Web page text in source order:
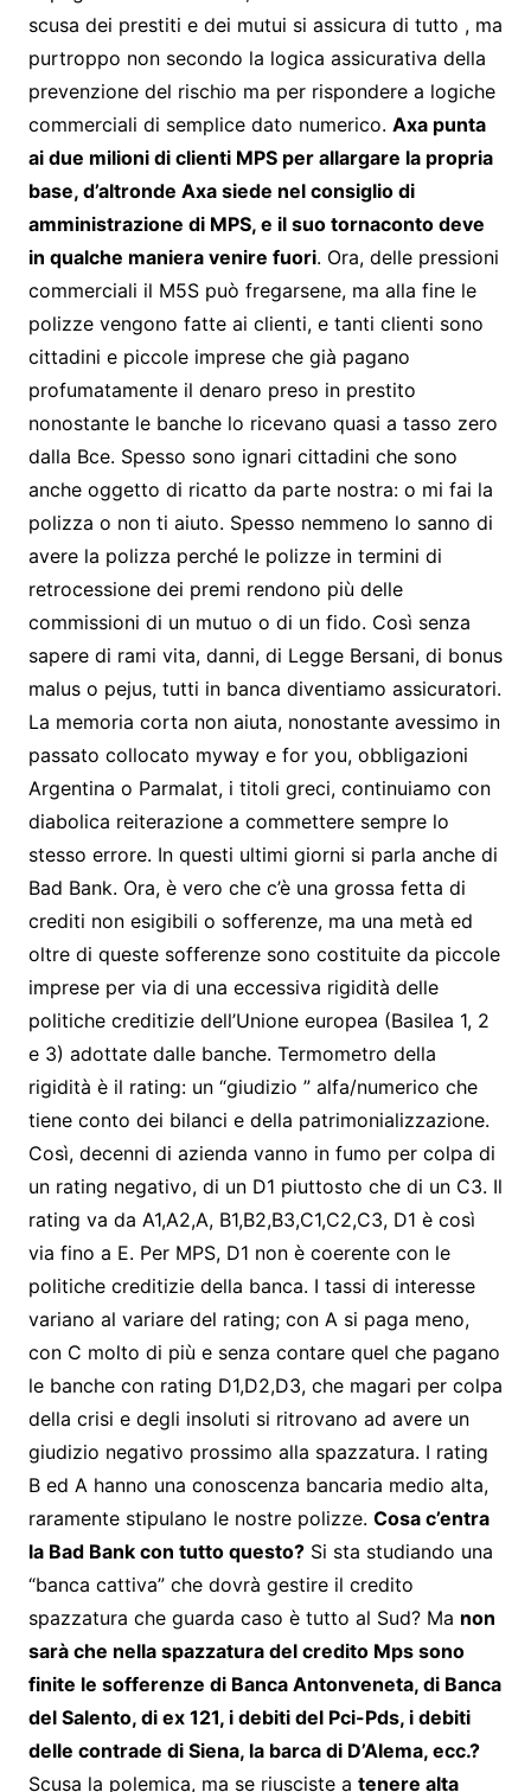
scusa dei prestiti e dei mutui si assicura di tutto , ma
purtroppo non secondo la logica assicurativa della
prevenzione del rischio ma per rispondere a logiche
commerciali di semplice dato numerico. Axa punta
ai due milioni di clienti MPS per allargare la propria
base, d’altronde Axa siede nel consiglio di
amministrazione di MPS, e il suo tornaconto deve
in qualche maniera venire fuori. Ora, delle pressioni
commerciali il M5S può fregarsene, ma alla fine le
polizze vengono fatte ai clienti, e tanti clienti sono
cittadini e piccole imprese che già pagano
profumatamente il denaro preso in prestito
nonostante le banche lo ricevano quasi a tasso zero
dalla Bce. Spesso sono ignari cittadini che sono
anche oggetto di ricatto da parte nostra: o mi fai la
polizza o non ti aiuto. Spesso nemmeno lo sanno di
avere la polizza perché le polizze in termini di
retrocessione dei premi rendono più delle
commissioni di un mutuo o di un fido. Così senza
sapere di rami vita, danni, di Legge Bersani, di bonus
malus o pejus, tutti in banca diventiamo assicuratori.
La memoria corta non aiuta, nonostante avessimo in
passato collocato myway e for you, obbligazioni
Argentina o Parmalat, i titoli greci, continuiamo con
diabolica reiterazione a commettere sempre lo
stesso errore. In questi ultimi giorni si parla anche di
Bad Bank. Ora, è vero che c’è una grossa fetta di
crediti non esigibili o sofferenze, ma una metà ed
oltre di queste sofferenze sono costituite da piccole
imprese per via di una eccessiva rigidità delle
politiche creditizie dell’Unione europea (Basilea 1, 2
e 3) adottate dalle banche. Termometro della
rigidità è il rating: un “giudizio ” alfa/numerico che
tiene conto dei bilanci e della patrimonializzazione.
Così, decenni di azienda vanno in fumo per colpa di
un rating negativo, di un D1 piuttosto che di un C3. Il
rating va da A1,A2,A, B1,B2,B3,C1,C2,C3, D1 è così
via fino a E. Per MPS, D1 non è coerente con le
politiche creditizie della banca. I tassi di interesse
variano al variare del rating; con A si paga meno,
con C molto di più e senza contare quel che pagano
le banche con rating D1,D2,D3, che magari per colpa
della crisi e degli insoluti si ritrovano ad avere un
giudizio negativo prossimo alla spazzatura. I rating
B ed A hanno una conoscenza bancaria medio alta,
raramente stipulano le nostre polizze. Cosa c’entra
la Bad Bank con tutto questo?Si sta studiando una
“banca cattiva” che dovrà gestire il credito
spazzatura che guarda caso è tutto al Sud? Ma non
sarà che nella spazzatura del credito Mps sono
finite le sofferenze di Banca Antonveneta, di Banca
del Salento, di ex 121, i debiti del Pci-Pds, i debiti
delle contrade di Siena, la barca di D’Alema, ecc.?
Scusa la polemica, ma se riusciste a tenere alta